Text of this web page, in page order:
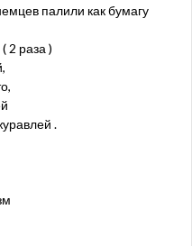
палили как бумагу
2 раза )
.